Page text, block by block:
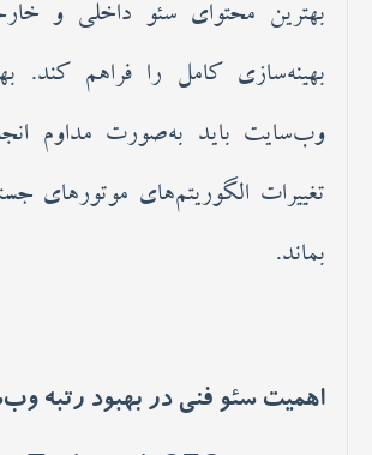
بهترین محتوای سئو داخلی و خارجی
بهینه‌سازی کامل را فراهم کند.
وب‌سایت باید به‌صورت مداوم انجام
تغییرات الگوریتم‌های موتورهای
بماند.
اهمیت سئو فنی در بهبود رتبه